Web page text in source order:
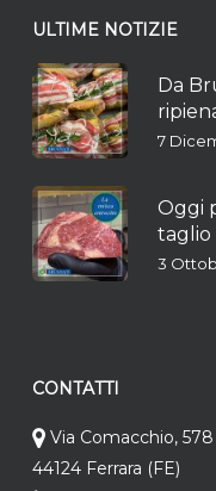
ULTIME NOTIZIE
Da
7
Oggi
taglio
3
CONTATTI
Via Comacchio, 578
44124 Ferrara (FE)